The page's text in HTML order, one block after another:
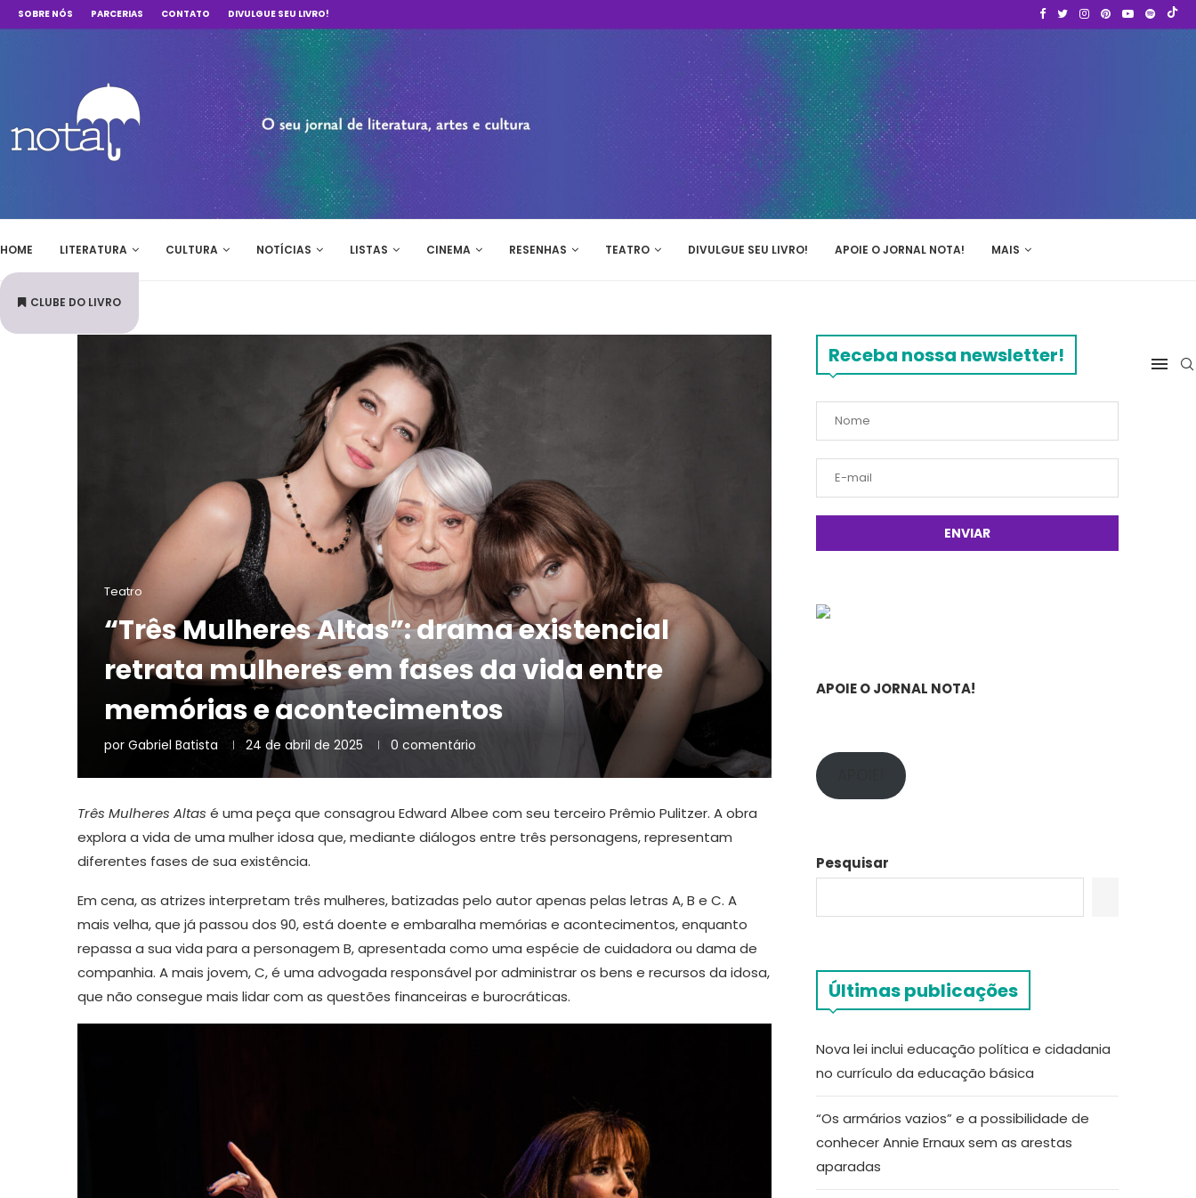
SOBRE NÓS PARCERIAS CONTATO DIVULGUE SEU LIVRO!
HOME LITERATURA CULTURA NOTÍCIAS LISTAS CINEMA RESENHAS TEATRO DIVULGUE SEU LIVRO! APOIE O JORNAL NOTA! MAIS
CLUBE DO LIVRO
Teatro
“Três Mulheres Altas”: drama existencial
retrata mulheres em fases da vida entre
memórias e acontecimentos
por Gabriel Batista 24 de abril de 2025 0 comentário
Três Mulheres Altas é uma peça que consagrou Edward Albee com seu terceiro Prêmio Pulitzer. A obra
explora a vida de uma mulher idosa que, mediante diálogos entre três personagens, representam
diferentes fases de sua existência.
Em cena, as atrizes interpretam três mulheres, batizadas pelo autor apenas pelas letras A, B e C. A
mais velha, que já passou dos 90, está doente e embaralha memórias e acontecimentos, enquanto
repassa a sua vida para a personagem B, apresentada como uma espécie de cuidadora ou dama de
companhia. A mais jovem, C, é uma advogada responsável por administrar os bens e recursos da idosa,
que não consegue mais lidar com as questões financeiras e burocráticas.
Receba nossa newsletter!
APOIE O JORNAL NOTA!
Pesquisar
Últimas publicações
Nova lei inclui educação política e cidadania
no currículo da educação básica
“Os armários vazios” e a possibilidade de
conhecer Annie Ernaux sem as arestas
aparadas